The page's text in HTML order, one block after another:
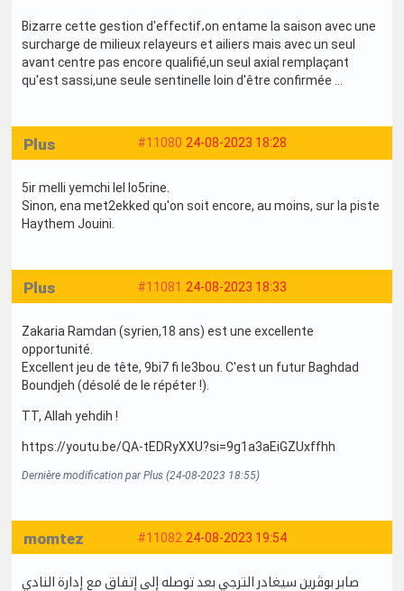
Bizarre cette gestion d'effectif،on entame la saison avec une
surcharge de milieux relayeurs et ailiers mais avec un seul
avant centre pas encore qualifié,un seul axial remplaçant
qu'est sassi,une seule sentinelle loin d'être confirmée ...
#11080 24-08-2023 18:28
Plus
5ir melli yemchi lel lo5rine.
Sinon, ena met2ekked qu'on soit encore, au moins, sur la piste
Haythem Jouini.
#11081 24-08-2023 18:33
Plus
Zakaria Ramdan (syrien,18 ans) est une excellente
opportunité.
Excellent jeu de tête, 9bi7 fi le3bou. C'est un futur Baghdad
Boundjeh (désolé de le répéter !).
TT, Allah yehdih !
https://youtu.be/QA-tEDRyXXU?si=9g1a3aEiGZUxffhh
Dernière modification par Plus (24-08-2023 18:55)
#11082 24-08-2023 19:54
momtez
صابر بوڨرين سيغادر الترجي بعد توصله إلى إتفاق مع إدارة النادي